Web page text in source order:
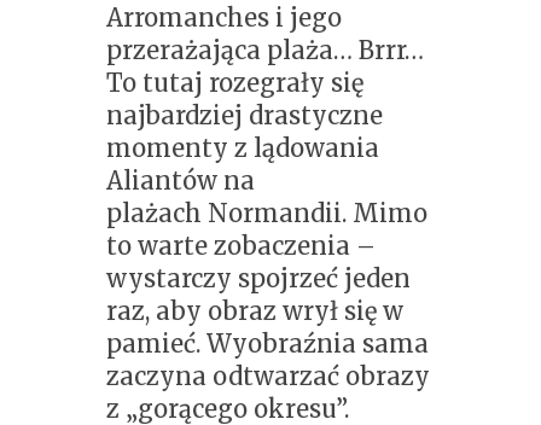
Arromanches i jego
przerażająca plaża… Brrr…
To tutaj rozegrały się
najbardziej drastyczne
momenty z lądowania
Aliantów na
plażach Normandii. Mimo
to warte zobaczenia –
wystarczy spojrzeć jeden
raz, aby obraz wrył się w
pamieć. Wyobraźnia sama
zaczyna odtwarzać obrazy
z „gorącego okresu”.